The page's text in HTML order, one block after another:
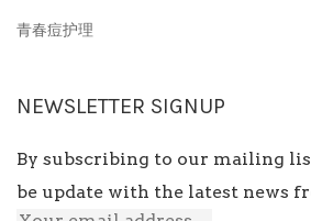
青春痘护理
NEWSLETTER SIGNUP
By subscribing to our mailing
be update with the latest news